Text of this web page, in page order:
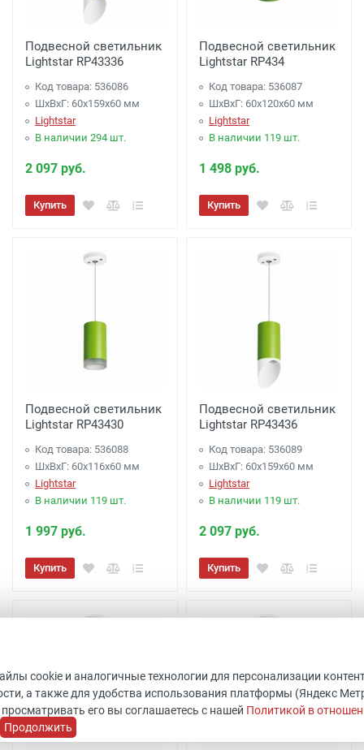
Подвесной светильник
Lightstar RP43336
Код товара: 536086
ШхВхГ: 60x159x60 мм
Lightstar
В наличии 294 шт.
2 097 руб.
Купить
Подвесной светильник
Lightstar RP434
Код товара: 536087
ШхВхГ: 60x120x60 мм
Lightstar
В наличии 119 шт.
1 498 руб.
Купить
Подвесной светильник
Lightstar RP43430
Код товара: 536088
ШхВхГ: 60x116x60 мм
Lightstar
В наличии 119 шт.
1 997 руб.
Купить
Подвесной светильник
Lightstar RP43436
Код товара: 536089
ШхВхГ: 60x159x60 мм
Lightstar
В наличии 119 шт.
2 097 руб.
Купить
cookie и аналогичные технологии для персонализации
а также для удобства использования платформы (Яндекс
его вы соглашаетесь с нашей Политикой в
Продолжить